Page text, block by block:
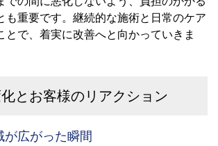
も重要です。継続的な施術と日常のケア
とで、着実に改善へと向かっていきま
とお客様のリアクション
が広がった瞬間